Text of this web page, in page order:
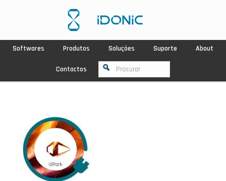
Softwares Produtos Soluções Suporte About
Contactos